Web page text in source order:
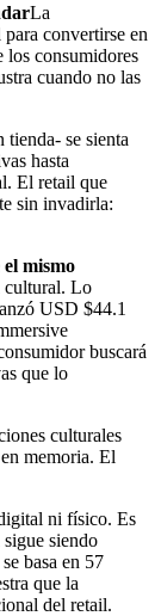
La
convertirse en
consumidores
cuando no las
se sienta
hasta
El retail que
sin invadirla:
mismo
cultural. Lo
USD $44.1
buscará
que lo
culturales
memoria. El
ni físico. Es
siendo
basa en 57
que la
del retail.